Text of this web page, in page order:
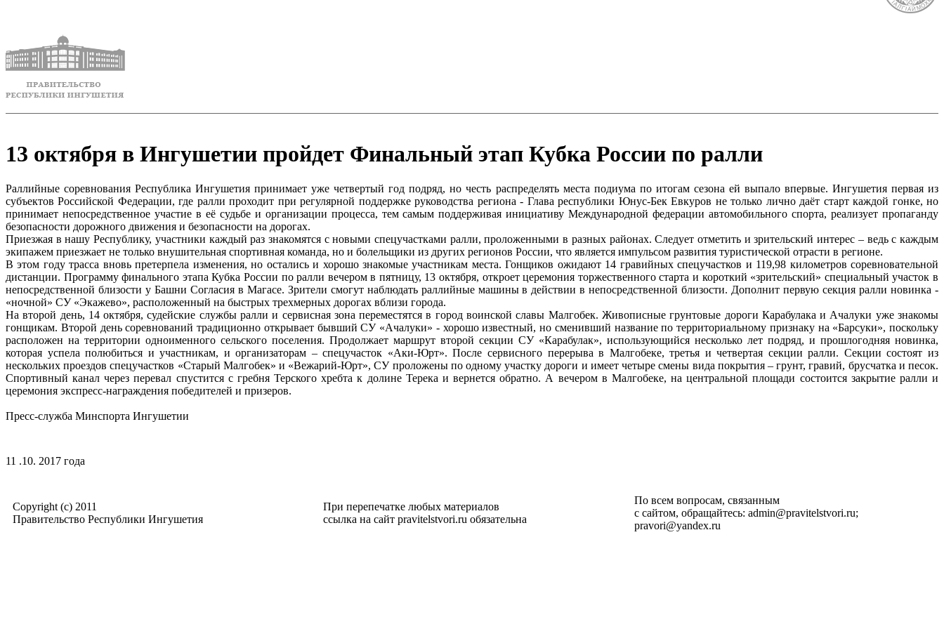
13 октября в Ингушетии пройдет Финальный этап Кубка России по ралли
Раллийные соревнования Республика Ингушетия принимает уже четвертый год подряд, но честь распределять места подиума по итогам сезона ей выпало впервые. Ингушетия первая из
субъектов Российской Федерации, где ралли проходит при регулярной поддержке руководства региона - Глава республики Юнус-Бек Евкуров не только лично даёт старт каждой гонке, но
принимает непосредственное участие в её судьбе и организации процесса, тем самым поддерживая инициативу Международной федерации автомобильного спорта, реализует пропаганду
безопасности дорожного движения и безопасности на дорогах.
Приезжая в нашу Республику, участники каждый раз знакомятся с новыми спецучастками ралли, проложенными в разных районах. Следует отметить и зрительский интерес – ведь с каждым
экипажем приезжает не только внушительная спортивная команда, но и болельщики из других регионов России, что является импульсом развития туристической отрасти в регионе.
В этом году трасса вновь претерпела изменения, но остались и хорошо знакомые участникам места. Гонщиков ожидают 14 гравийных спецучастков и 119,98 километров соревновательной
дистанции. Программу финального этапа Кубка России по ралли вечером в пятницу, 13 октября, откроет церемония торжественного старта и короткий «зрительский» специальный участок в
непосредственной близости у Башни Согласия в Магасе. Зрители смогут наблюдать раллийные машины в действии в непосредственной близости. Дополнит первую секция ралли новинка -
«ночной» СУ «Экажево», расположенный на быстрых трехмерных дорогах вблизи города.
На второй день, 14 октября, судейские службы ралли и сервисная зона переместятся в город воинской славы Малгобек. Живописные грунтовые дороги Карабулака и Ачалуки уже знакомы
гонщикам. Второй день соревнований традиционно открывает бывший СУ «Ачалуки» - хорошо известный, но сменивший название по территориальному признаку на «Барсуки», поскольку
расположен на территории одноименного сельского поселения. Продолжает маршрут второй секции СУ «Карабулак», использующийся несколько лет подряд, и прошлогодняя новинка,
которая успела полюбиться и участникам, и организаторам – спецучасток «Аки-Юрт». После сервисного перерыва в Малгобеке, третья и четвертая секции ралли. Секции состоят из
нескольких проездов спецучастков «Старый Малгобек» и «Вежарий-Юрт», СУ проложены по одному участку дороги и имеет четыре смены вида покрытия – грунт, гравий, брусчатка и песок.
Спортивный канал через перевал спустится с гребня Терского хребта к долине Терека и вернется обратно. А вечером в Малгобеке, на центральной площади состоится закрытие ралли и
церемония экспресс-награждения победителей и призеров.
Пресс-служба Минспорта Ингушетии
11 .10. 2017 года
Copyright (c) 2011
Правительство Республики Ингушетия
При перепечатке любых материалов
ссылка на сайт pravitelstvori.ru обязательна
По всем вопросам, связанным
с сайтом, обращайтесь: admin@pravitelstvori.ru;
pravori@yandex.ru